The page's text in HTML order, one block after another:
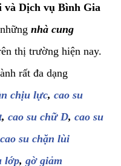
Dịch vụ Bình Gia
nhà cung
thị trường hiện nay.
rất đa dạng
chịu lực, cao su
, cao su chữ D, cao su
cao su chặn lùi
lớp, gờ giảm